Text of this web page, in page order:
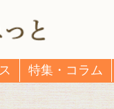
特集・コラム